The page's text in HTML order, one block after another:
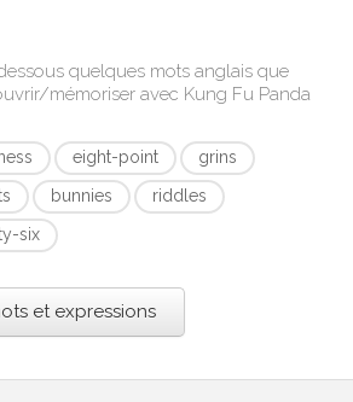
quelques mots anglais que
mémoriser avec Kung Fu Panda
eight-point
grins
bunnies
riddles
six
et expressions